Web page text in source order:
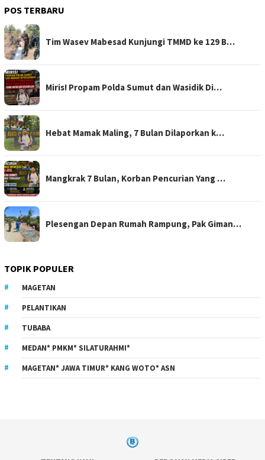
POS TERBARU
Tim Wasev Mabesad Kunjungi TMMD ke 129 B…
Miris! Propam Polda Sumut dan Wasidik Di…
Hebat Mamak Maling, 7 Bulan Dilaporkan k…
Mangkrak 7 Bulan, Korban Pencurian Yang …
Plesengan Depan Rumah Rampung, Pak Giman…
TOPIK POPULER
MAGETAN
PELANTIKAN
TUBABA
MEDAN* PMKM* SILATURAHMI*
MAGETAN* JAWA TIMUR* KANG WOTO* ASN